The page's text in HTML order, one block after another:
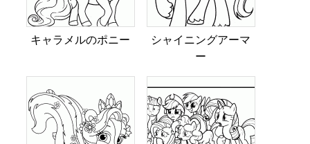
キャラメルのポニー
シャイニングアーマ
ー